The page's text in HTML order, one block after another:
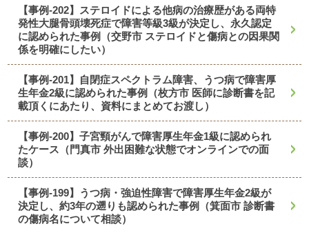
【事例-202】ステロイドによる他病の治療歴がある両特
発性大腿骨頭壊死症で障害等級3級が決定し、永久認定
に認められた事例（交野市 ステロイドと傷病との因果関
係を明確にしたい）
【事例-201】自閉症スペクトラム障害、うつ病で障害厚
生年金2級に認められた事例（枚方市 医師に診断書を記
載頂くにあたり、資料にまとめてお渡し）
【事例-200】子宮頸がんで障害厚生年金1級に認められ
たケース（門真市 外出困難な状態でオンラインでの面
談）
【事例-199】うつ病・強迫性障害で障害厚生年金2級が
決定し、約3年の遡りも認められた事例（箕面市 診断書
の傷病名について相談）